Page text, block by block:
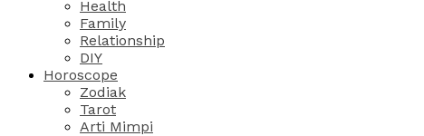
Health
Family
Relationship
DIY
Horoscope
Zodiak
Tarot
Arti Mimpi